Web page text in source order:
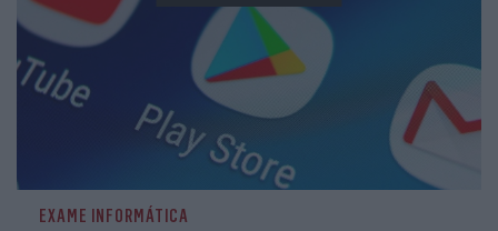
EXAME INFORMÁTICA